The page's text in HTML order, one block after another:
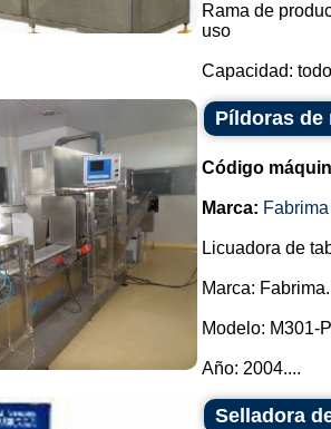
Rama de
uso
Capacidad:
Píldoras de
Código
Marca: Fabrima
Licuadora de
Marca: Fabrima.
Modelo: M301-
Año: 2004....
Selladora